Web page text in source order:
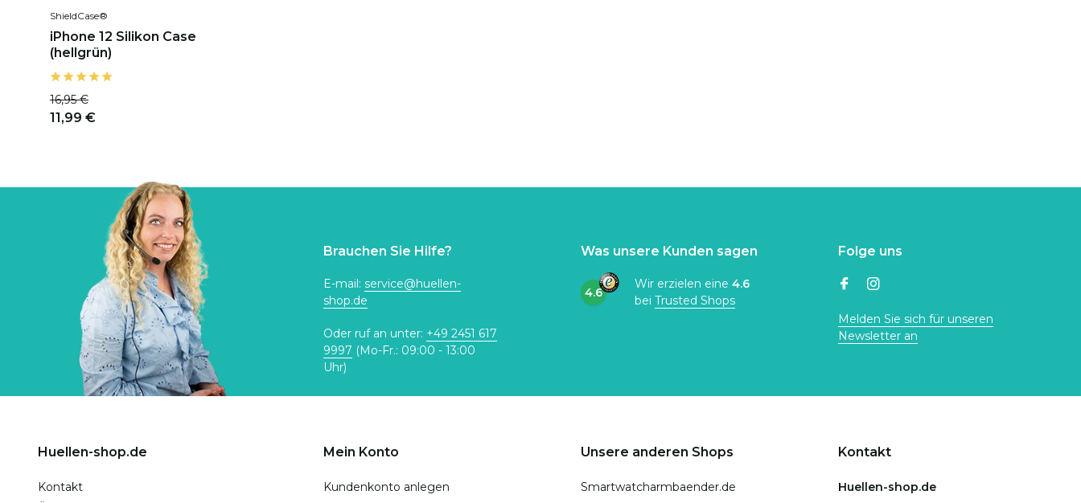
ShieldCase®
iPhone 12 Silikon Case
(hellgrün)
16,95 €
11,99 €
Brauchen Sie Hilfe?
E-mail: service@huellen-
shop.de
Oder ruf an unter: +49 2451 617
9997 (Mo-Fr.: 09:00 - 13:00
Uhr)
Was unsere Kunden sagen
4.6
Wir erzielen eine 4.6
bei Trusted Shops
Folge uns
Melden Sie sich für unseren
Newsletter an
Huellen-shop.de
Kontakt
Mein Konto
Kundenkonto anlegen
Unsere anderen Shops
Smartwatcharmbaender.de
Kontakt
Huellen-shop.de